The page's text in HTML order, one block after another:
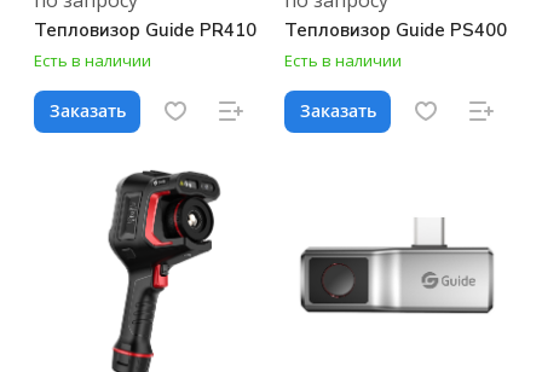
Тепловизор Guide PR410
Есть в наличии
Заказать
Тепловизор Guide PS400
Есть в наличии
Заказать